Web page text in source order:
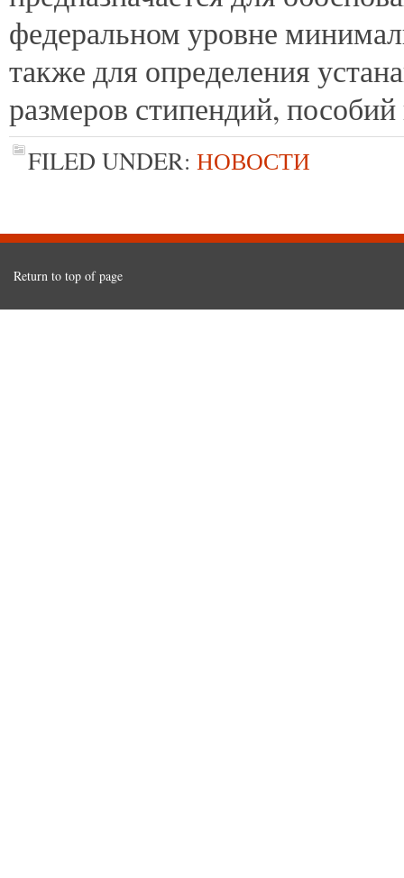
федеральном уровне
также для определения
размеров стипендий,
FILED UNDER: НОВОСТИ
Return to top of page